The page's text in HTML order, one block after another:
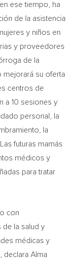
ese tiempo, ha
de la asistencia
y niños en
y proveedores
de la
mejorará su oferta
centros de
a 10 sesiones y
personal, la
la
futuras mamás
médicos y
para tratar
con
de la salud y
médicas y
declara Alma